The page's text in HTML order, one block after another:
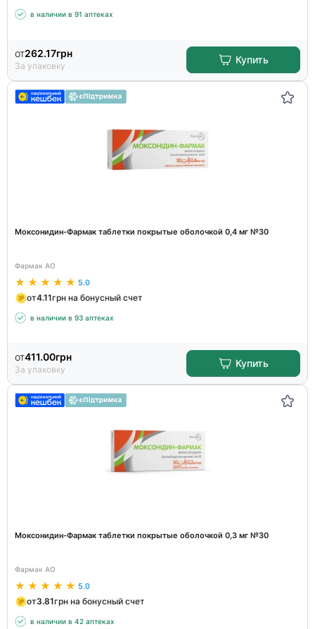
в наличии в 91 аптеках
от262.17грн
За упаковку
Купить
Моксонидин-Фармак таблетки покрытые оболочкой 0,4 мг №30
Фармак АО
5.0
от4.11грн на бонусный счет
в наличии в 93 аптеках
от411.00грн
За упаковку
Купить
Моксонидин-Фармак таблетки покрытые оболочкой 0,3 мг №30
Фармак АО
5.0
от3.81грн на бонусный счет
в наличии в 42 аптеках